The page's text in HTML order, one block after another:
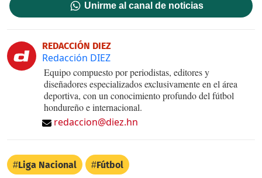
Unirme al canal de noticias
REDACCIÓN DIEZ
Redacción DIEZ
Equipo compuesto por periodistas, editores y
diseñadores especializados exclusivamente en el área
deportiva, con un conocimiento profundo del fútbol
hondureño e internacional.
redaccion@diez.hn
Liga Nacional Fútbol